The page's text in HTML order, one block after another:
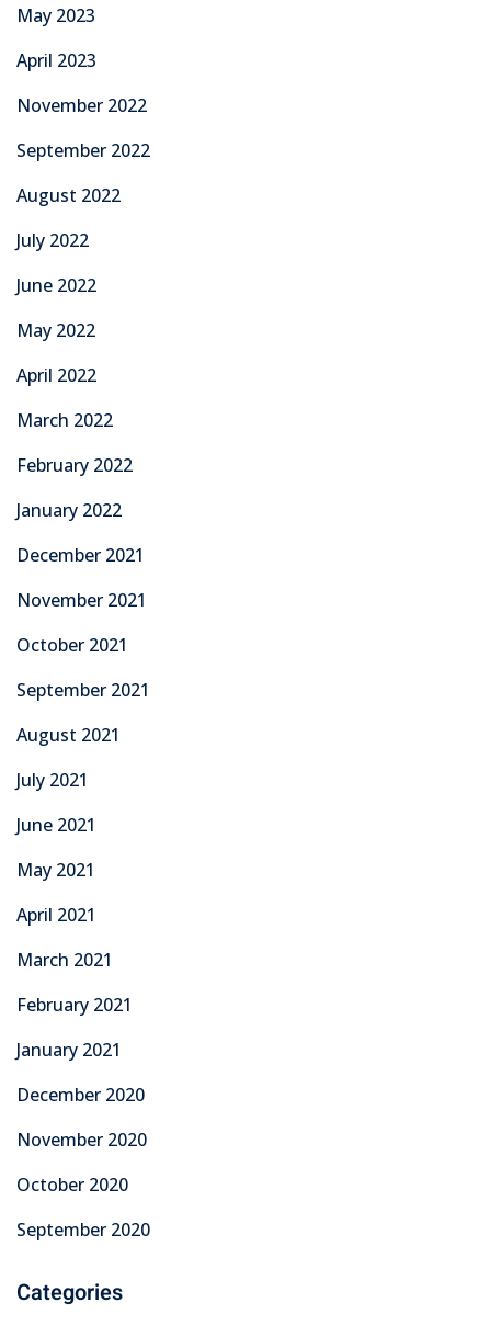
May 2023
April 2023
November 2022
September 2022
August 2022
July 2022
June 2022
May 2022
April 2022
March 2022
February 2022
January 2022
December 2021
November 2021
October 2021
September 2021
August 2021
July 2021
June 2021
May 2021
April 2021
March 2021
February 2021
January 2021
December 2020
November 2020
October 2020
September 2020
Categories